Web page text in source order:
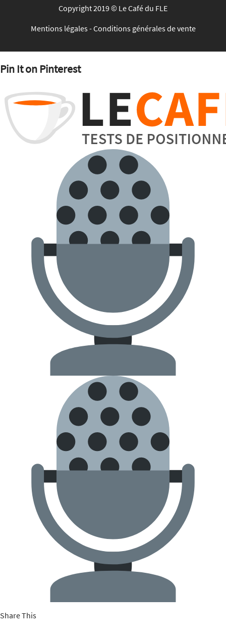
Copyright 2019 © Le Café du FLE
Mentions légales-Conditions générales de vente
Pin It on Pinterest
Share This